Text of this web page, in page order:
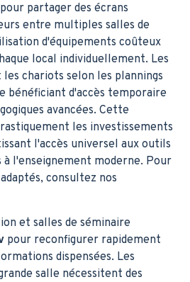
pour partager des écrans
entre multiples salles de
d'équipements coûteux
local individuellement. Les
chariots selon les plannings
bénéficiant d'accès temporaire
avancées. Cette
les investissements
l'accès universel aux outils
à l'enseignement moderne. Pour
consultez nos
et salles de séminaire
pour reconfigurer rapidement
dispensées. Les
salle nécessitent des